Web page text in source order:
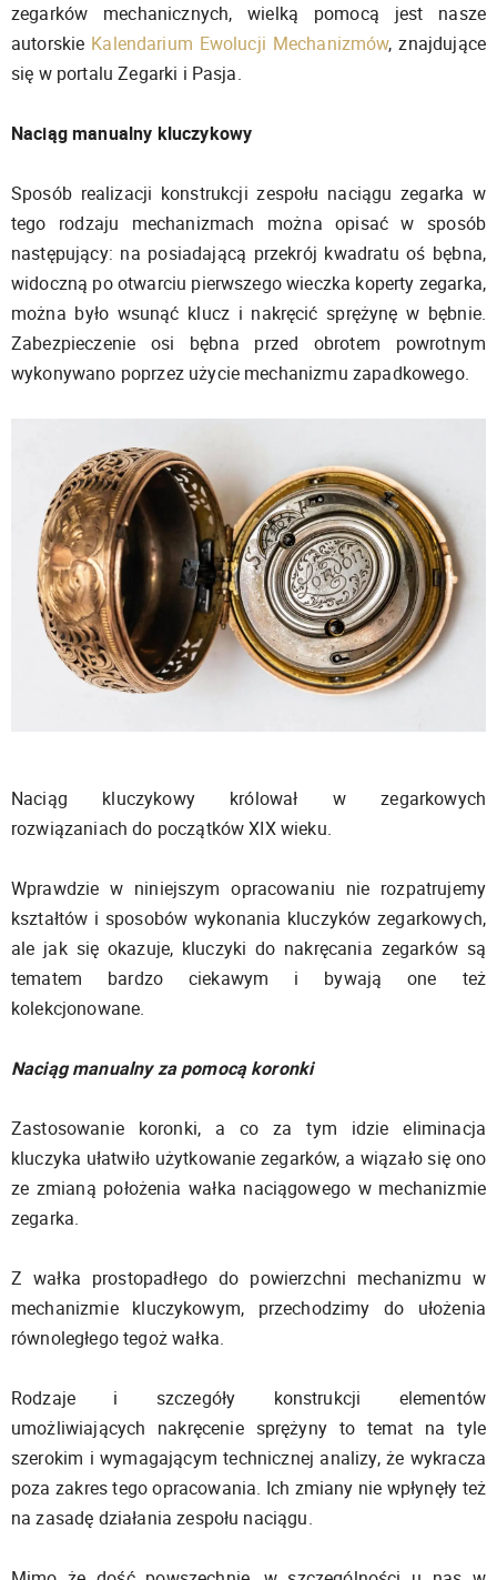
zegarków mechanicznych, wielką pomocą jest nasze
autorskie Kalendarium Ewolucji Mechanizmów, znajdujące
się w portalu Zegarki i Pasja.
Naciąg manualny kluczykowy
Sposób realizacji konstrukcji zespołu naciągu zegarka w
tego rodzaju mechanizmach można opisać w sposób
następujący: na posiadającą przekrój kwadratu oś bębna,
widoczną po otwarciu pierwszego wieczka koperty zegarka,
można było wsunąć klucz i nakręcić sprężynę w bębnie.
Zabezpieczenie osi bębna przed obrotem powrotnym
wykonywano poprzez użycie mechanizmu zapadkowego.
Naciąg kluczykowy królował w zegarkowych
rozwiązaniach do początków XIX wieku.
Wprawdzie w niniejszym opracowaniu nie rozpatrujemy
kształtów i sposobów wykonania kluczyków zegarkowych,
ale jak się okazuje, kluczyki do nakręcania zegarków są
tematem bardzo ciekawym i bywają one też
kolekcjonowane.
Naciąg manualny za pomocą koronki
Zastosowanie koronki, a co za tym idzie eliminacja
kluczyka ułatwiło użytkowanie zegarków, a wiązało się ono
ze zmianą położenia wałka naciągowego w mechanizmie
zegarka.
Z wałka prostopadłego do powierzchni mechanizmu w
mechanizmie kluczykowym, przechodzimy do ułożenia
równoległego tegoż wałka.
Rodzaje i szczegóły konstrukcji elementów
umożliwiających nakręcenie sprężyny to temat na tyle
szerokim i wymagającym technicznej analizy, że wykracza
poza zakres tego opracowania. Ich zmiany nie wpłynęły też
na zasadę działania zespołu naciągu.